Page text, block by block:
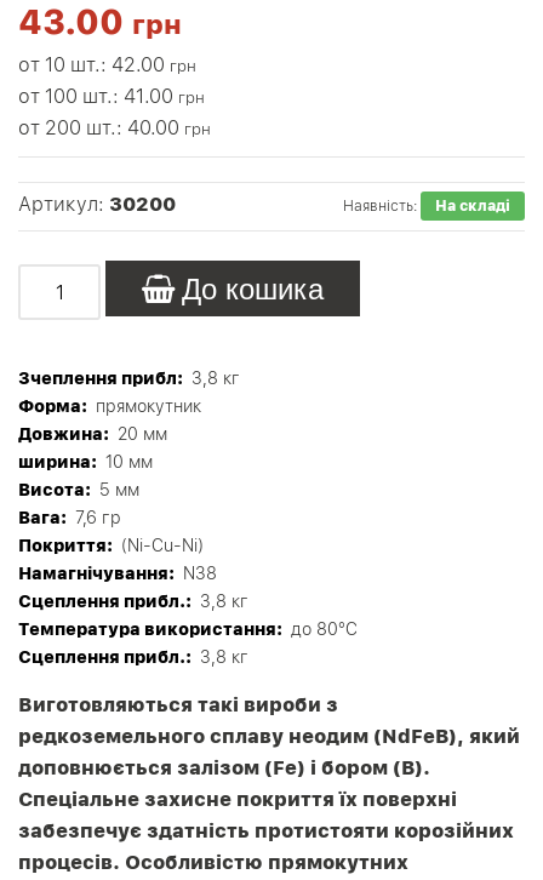
43.00 грн
от 10 шт.: 42.00 грн
от 100 шт.: 41.00 грн
от 200 шт.: 40.00 грн
Артикул: 30200 Наявність: На складі
До кошика
Зчеплення прибл: 3,8 кг
Форма: прямокутник
Довжина: 20 мм
ширина: 10 мм
Висота: 5 мм
Вага: 7,6 гр
Покриття: (Ni-Cu-Ni)
Намагнічування:
N38
Сцеплення прибл.: 3,8 кг
Tемпература використання: до 80°C
Сцеплення прибл.: 3,8 кг
Виготовляються такі вироби з
редкоземельного сплаву неодим (NdFeB), який
доповнюється залізом (Fe) і бором (B).
Спеціальне захисне покриття їх поверхні
забезпечує здатність протистояти корозійних
процесів. Особливістю прямокутних